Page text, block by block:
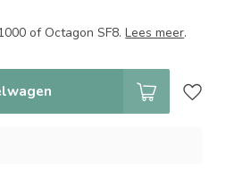
of Octagon SF8.Lees meer.